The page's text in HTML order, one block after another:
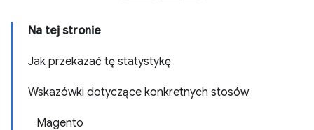
Na tej stronie
Jak przekazać tę statystykę
Wskazówki dotyczące konkretnych stosów
Magento